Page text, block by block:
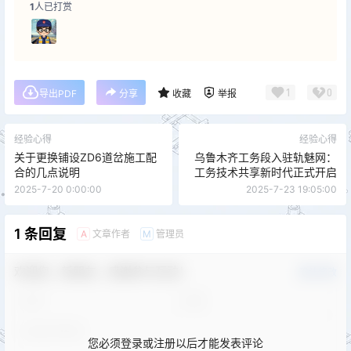
1人已打赏
导出PDF 分享 收藏 举报 1 0
经验心得
关于更换铺设ZD6道岔施工配
合的几点说明
2025-7-20 0:00:00
经验心得
乌鲁木齐工务段入驻轨魅网：
工务技术共享新时代正式开启
2025-7-23 19:05:00
1 条回复 A 文章作者 M 管理员
您必须登录或注册以后才能发表评论